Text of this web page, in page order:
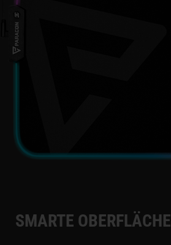
SMARTE OBERFLÄCHE